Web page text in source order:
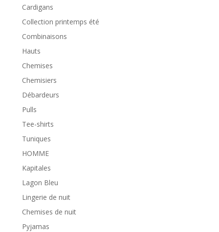
Cardigans
Collection printemps été
Combinaisons
Hauts
Chemises
Chemisiers
Débardeurs
Pulls
Tee-shirts
Tuniques
HOMME
Kapitales
Lagon Bleu
Lingerie de nuit
Chemises de nuit
Pyjamas